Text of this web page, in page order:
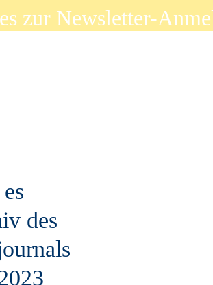
zur Newsletter-
des